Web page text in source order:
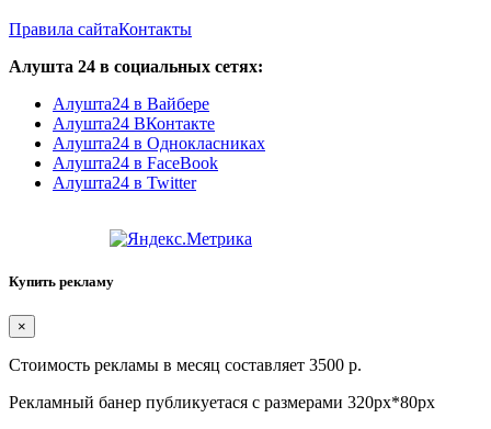
Правила сайтаКонтакты
Алушта 24 в социальных сетях:
Алушта24 в Вайбере
Алушта24 ВКонтакте
Алушта24 в Однокласниках
Алушта24 в FaceBook
Алушта24 в Twitter
Купить рекламу
×
Стоимость рекламы в месяц составляет 3500 р.
Рекламный банер публикуетася с размерами 320px*80px